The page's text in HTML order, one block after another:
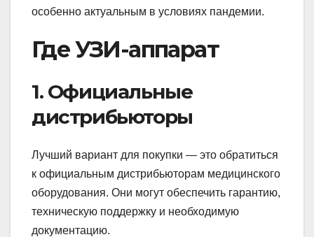
особенно актуальным в условиях пандемии.
Где УЗИ-аппарат
1. Официальные
дистрибьюторы
Лучший вариант для покупки — это обратиться
к официальным дистрибьюторам медицинского
оборудования. Они могут обеспечить гарантию,
техническую поддержку и необходимую
документацию.